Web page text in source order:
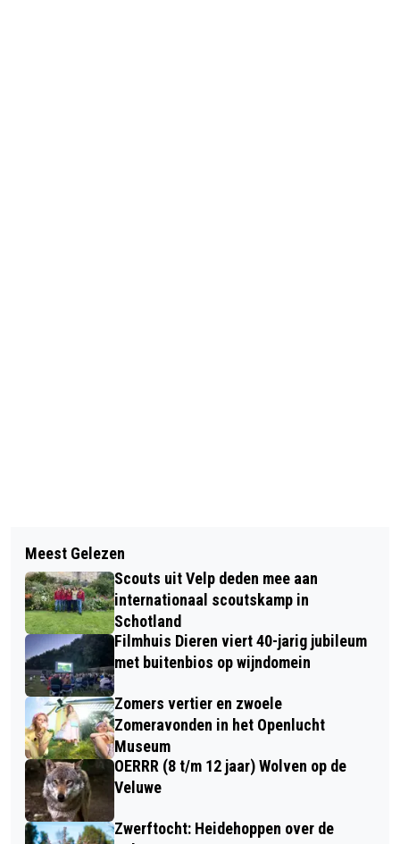
CKC RHEKO BESTAAT 60 JAAR!
ECHTPAAR KIP-HEIJINK UIT VELP 65
JAAR GETROUWD!
Meest Gelezen
Scouts uit Velp deden mee aan
internationaal scoutskamp in
Schotland
Filmhuis Dieren viert 40-jarig jubileum
met buitenbios op wijndomein
Zomers vertier en zwoele
Zomeravonden in het Openlucht
Museum
OERRR (8 t/m 12 jaar) Wolven op de
Veluwe
Zwerftocht: Heidehoppen over de